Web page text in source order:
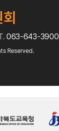
063-643-3900
Reserved.